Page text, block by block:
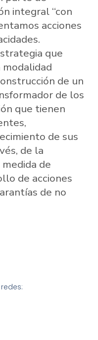
integral “con
acciones
que
de un
de los
que tienen
de sus
de la
de
de acciones
de no